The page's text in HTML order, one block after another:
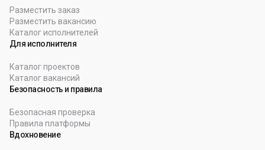
Разместить заказ
Разместить вакансию
Каталог исполнителей
Для исполнителя
Каталог проектов
Каталог вакансий
Безопасность и правила
Безопасная проверка
Правила платформы
Вдохновение